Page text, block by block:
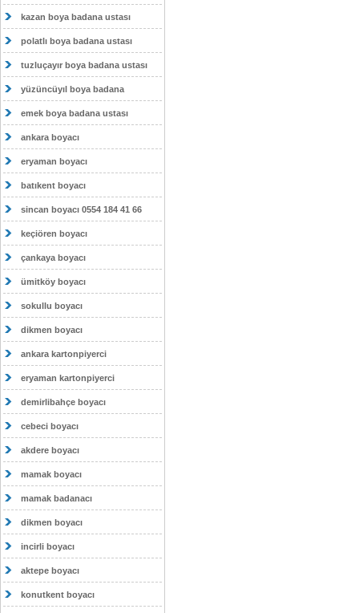
kazan boya badana ustası
polatlı boya badana ustası
tuzluçayır boya badana ustası
yüzüncüyıl boya badana
emek boya badana ustası
ankara boyacı
eryaman boyacı
batıkent boyacı
sincan boyacı 0554 184 41 66
keçiören boyacı
çankaya boyacı
ümitköy boyacı
sokullu boyacı
dikmen boyacı
ankara kartonpiyerci
eryaman kartonpiyerci
demirlibahçe boyacı
cebeci boyacı
akdere boyacı
mamak boyacı
mamak badanacı
dikmen boyacı
incirli boyacı
aktepe boyacı
konutkent boyacı